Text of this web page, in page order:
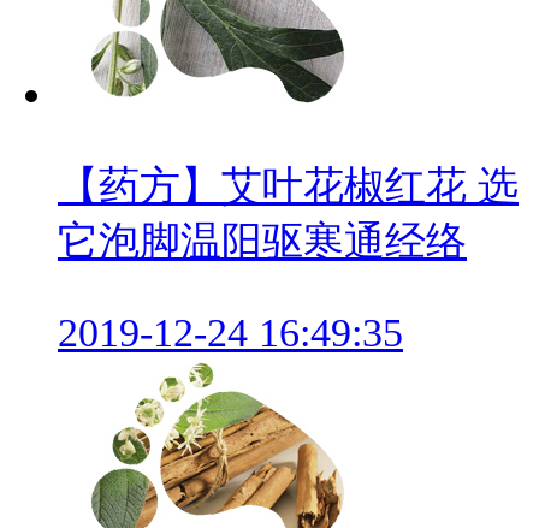
【药方】艾叶花椒红花 选
它泡脚温阳驱寒通经络
2019-12-24 16:49:35